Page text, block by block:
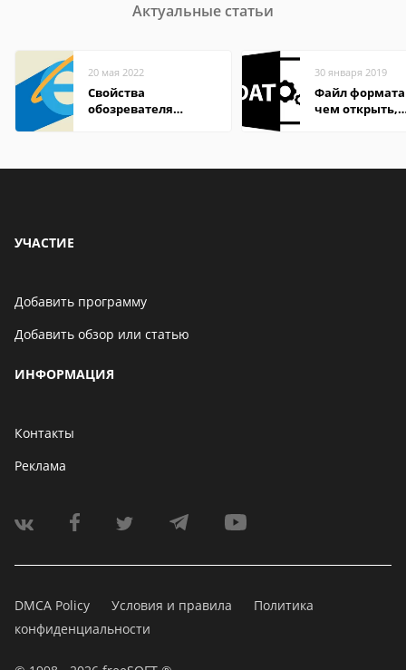
Актуальные статьи
20 мая 2022
Свойства
обозревателя
30 января 2019
Файл формата
чем открыть,
УЧАСТИЕ
Добавить программу
Добавить обзор или статью
ИНФОРМАЦИЯ
Контакты
Реклама
DMCA Policy Условия и правила
Политика
конфиденциальности